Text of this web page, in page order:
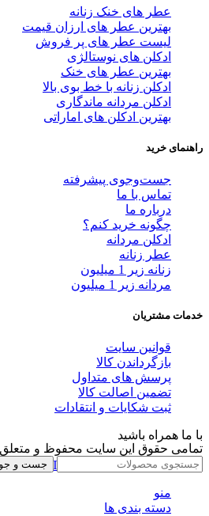
عطر های خنک زنانه
بهترین عطر های ارزان قیمت
لیست عطر های پر فروش
ادکلن های نوستالژی
بهترین عطر های خنک
ادکلن زنانه با خط بوی بالا
ادکلن مردانه ماندگاری
بهترین ادکلن های اماراتی
راهنمای خرید
جست‌وجوی پیشرفته
تماس با ما
درباره ما
چگونه خرید کنم؟
ادکلن مردانه
عطر زنانه
زنانه زیر 1 میلیون
مردانه زیر 1 میلیون
خدمات مشتریان
قوانین سایت
بازگرداندن کالا
پرسش های متداول
تضمین اصالت کالا
ثبت شکایات و انتقادات
با ما همراه باشید
Telegram Whatsapp Instagram
تمامی حقوق این سایت محفوظ و
جست و جو
منو
دسته بندی ها